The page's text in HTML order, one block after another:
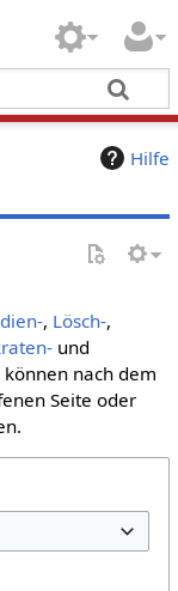
Hilfe
, Lösch-,
und
nach dem
Seite oder